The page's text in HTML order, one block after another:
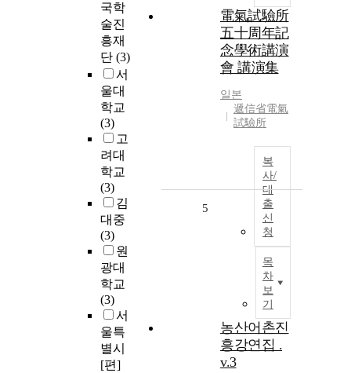
국학
술진
흥재
단 (3)
서
울대
학교
(3)
고
려대
학교
(3)
김
대중
(3)
원
광대
학교
(3)
서
울특
별시
[편]
電氣試驗所
五十周年記
念學術講演
會 講演集
일본
遞信省電氣
試驗所
복
사/
대
출
신
청
목
차
보
기
5
농산어촌진
흥강연집 .
v.3